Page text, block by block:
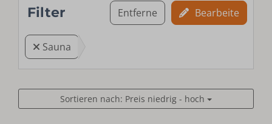
Filter Entferne Bearbeite
Sauna
Sortieren nach: Preis niedrig - hoch